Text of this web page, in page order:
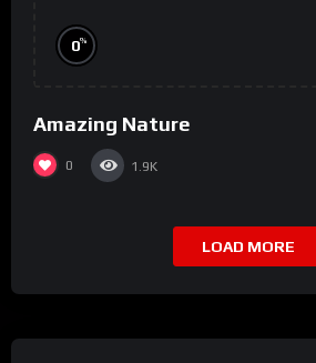
0%
Amazing Nature
0 1.9K
LOAD MORE